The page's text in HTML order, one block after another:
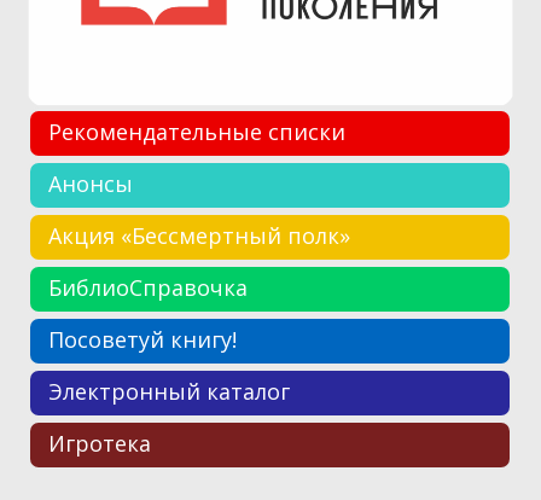
Рекомендательные списки
Анонсы
Акция «Бессмертный полк»
БиблиоСправочка
Посоветуй книгу!
Электронный каталог
Игротека